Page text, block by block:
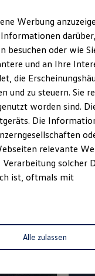
|
|
Werbung
besuchen oder wie
und an Ihre
die
und zu steuern. Sie
worden sind.
Die
relevante
solcher
ist, oftmals mit
Alle zulassen